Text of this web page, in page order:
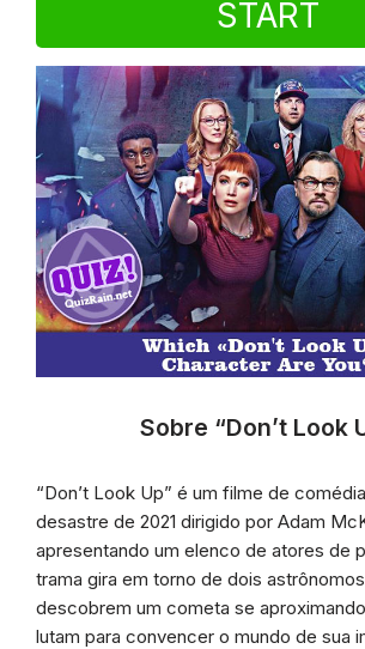
START
Sobre “Don’t Look
“Don’t Look Up” é um filme de
desastre de 2021 dirigido por Adam
apresentando um elenco de atores de
trama gira em torno de dois
descobrem um cometa se
lutam para convencer o mundo de sua